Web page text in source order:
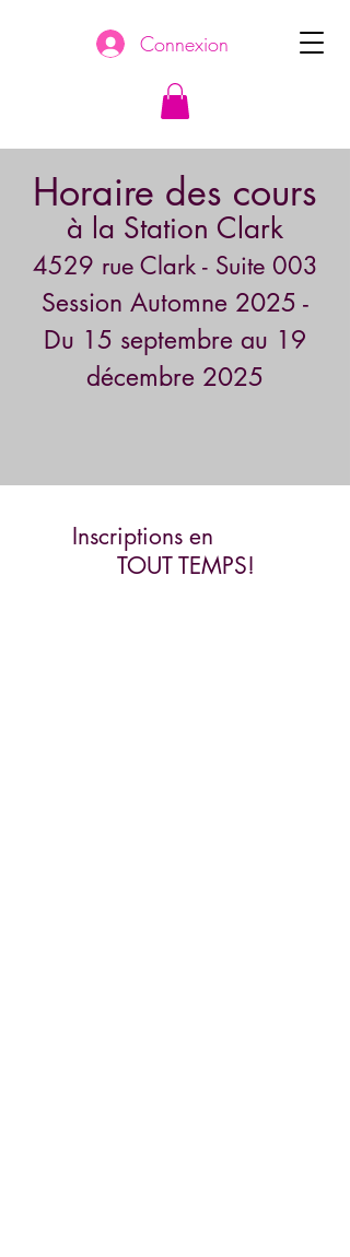
Connexion
Horaire des cours
à la Station Clark
4529 rue Clark - Suite 003
Session Automne 2025 -
Du 15 septembre au 19
décembre 2025
Inscriptions en
TOUT TEMPS!